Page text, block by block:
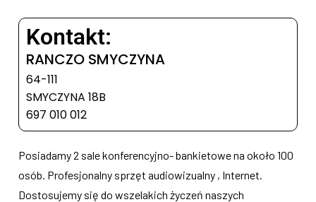
Kontakt:
RANCZO SMYCZYNA
64-111
SMYCZYNA 18B
697 010 012
Posiadamy 2 sale konferencyjno- bankietowe na około 100
osób. Profesjonalny sprzęt audiowizualny , Internet.
Dostosujemy się do wszelakich życzeń naszych